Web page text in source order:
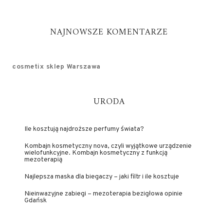
NAJNOWSZE KOMENTARZE
cosmetix sklep Warszawa
URODA
Ile kosztują najdroższe perfumy świata?
Kombajn kosmetyczny nova, czyli wyjątkowe urządzenie
wielofunkcyjne. Kombajn kosmetyczny z funkcją
mezoterapią
Najlepsza maska dla biegaczy – jaki filtr i ile kosztuje
Nieinwazyjne zabiegi – mezoterapia bezigłowa opinie
Gdańsk